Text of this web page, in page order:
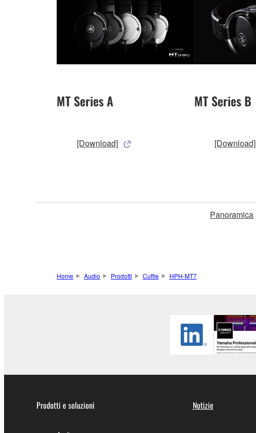
MT Series A
[Download]
MT Series B
[Download]
Panoramica
Home Audio Prodotti Cuffie HPH-MT7
Prodotti e soluzioni Notizie